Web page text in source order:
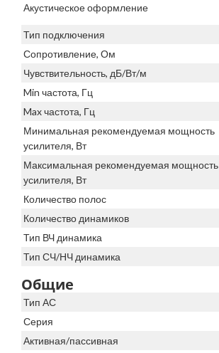
Акустическое оформление
Тип подключения
Сопротивление, Ом
Чувствительность, дБ/Вт/м
Min частота, Гц
Max частота, Гц
Минимальная рекомендуемая мощность
усилителя, Вт
Максимальная рекомендуемая мощность
усилителя, Вт
Количество полос
Количество динамиков
Тип ВЧ динамика
Тип СЧ/НЧ динамика
Общие
Тип АС
Серия
Активная/пассивная